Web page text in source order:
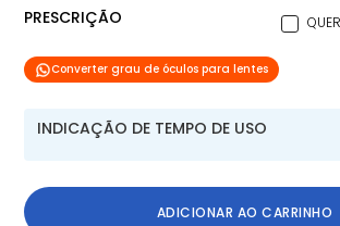
PRESCRIÇÃO
Converter grau de óculos para lentes
INDICAÇÃO DE TEMPO DE USO
ADICIONAR AO CARRINHO